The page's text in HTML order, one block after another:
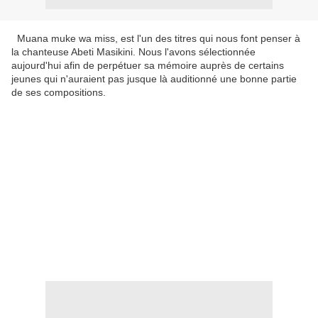
Muana muke wa miss, est l'un des titres qui nous font penser à
la chanteuse Abeti Masikini. Nous l'avons sélectionnée
aujourd'hui afin de perpétuer sa mémoire auprès de certains
jeunes qui n'auraient pas jusque là auditionné une bonne partie
de ses compositions.